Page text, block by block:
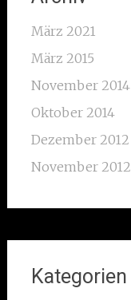
März 2021
März 2015
November 2014
Oktober 2014
Dezember 2012
November 2012
Kategorien